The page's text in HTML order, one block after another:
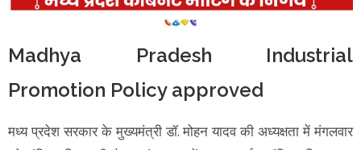
Madhya Pradesh Industrial
Promotion Policy approved
मध्य प्रदेश सरकार के मुख्यमंत्री डॉ. मोहन यादव की अध्यक्षता में मंगलवार